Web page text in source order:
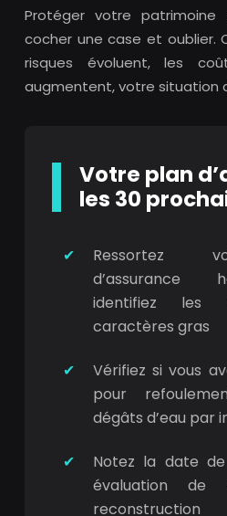
Protéger votre patrimoine
cocher une case et oublier.
risques évoluent, les
augmentent, votre situation
Votre plan
les 30
Ressortez
d’assurance
identifiez les
caractères gras
Vérifiez si vous
pour
dégâts d’eau par
Notez la date
évaluation
reconstruction